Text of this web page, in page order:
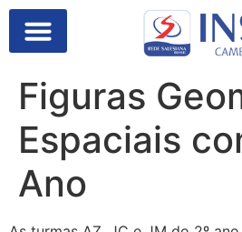
Figuras
Espaciais
Ano